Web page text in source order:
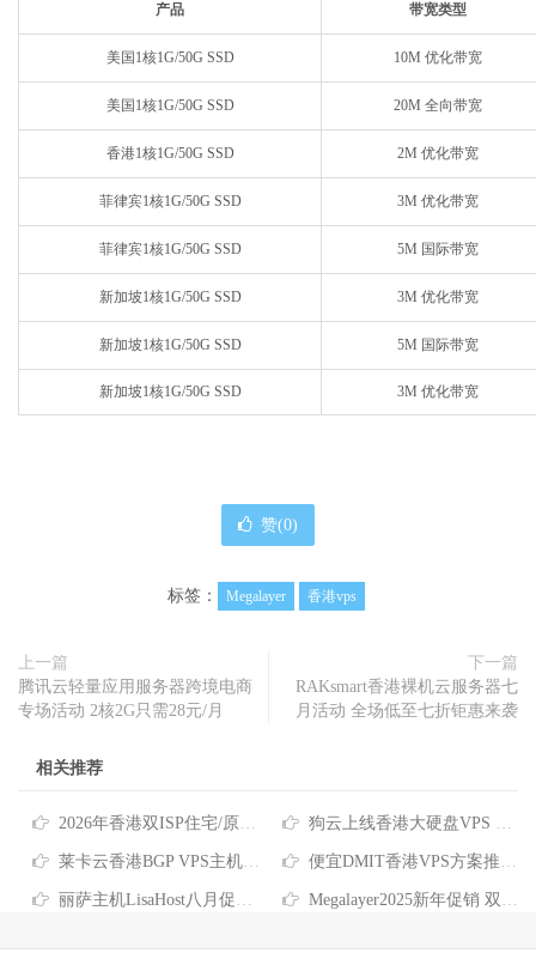
产品 带宽类型
美国1核1G/50G SSD 10M 优化带宽
美国1核1G/50G SSD 20M 全向带宽
香港1核1G/50G SSD 2M 优化带宽
菲律宾1核1G/50G SSD 3M 优化带宽
菲律宾1核1G/50G SSD 5M 国际带宽
新加坡1核1G/50G SSD 3M 优化带宽
新加坡1核1G/50G SSD 5M 国际带宽
新加坡1核1G/50G SSD 3M 优化带宽
赞(0)
标签： Megalayer 香港vps
上一篇
腾讯云轻量应用服务器跨境电商
专场活动 2核2G只需28元/月
下一篇
RAKsmart香港裸机云服务器七
月活动 全场低至七折钜惠来袭
相关推荐
2026年香港双ISP住宅/原生IP/家宽VPS商家推荐 狗云上线香港大硬盘VPS 低至40元月 国际线路/原生IP/高达2TB磁盘
莱卡云香港BGP VPS主机速度和性能评测 香港原生IP仅需25元/月 便宜DMIT香港VPS方案推荐 $36.9/年起 三网CMI/CN2 GIA/RETN国际线路
丽萨主机LisaHost八月促销 香港双ISP住宅VPS9折优惠低至79元/月 Megalayer2025新年促销 双E5-2660香港服务器仅需499/月